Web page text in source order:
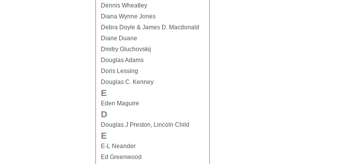
Dennis Wheatley
Diana Wynne Jones
Debra Doyle & James D. Macdonald
Diane Duane
Dmitry Gluchovskij
Douglas Adams
Doris Lessing
Douglas C. Kenney
E
Eden Maguire
D
Douglas J Preston, Lincoln Child
E
E-L Neander
Ed Greenwood